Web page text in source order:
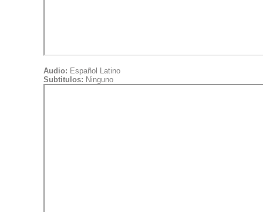
Audio: Español Latino
Subtitulos: Ninguno